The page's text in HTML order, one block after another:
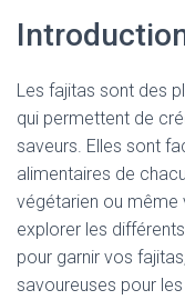
Les fajitas sont des
qui permettent de
saveurs. Elles sont
alimentaires de
végétarien ou même
explorer les
pour garnir vos
savoureuses pour